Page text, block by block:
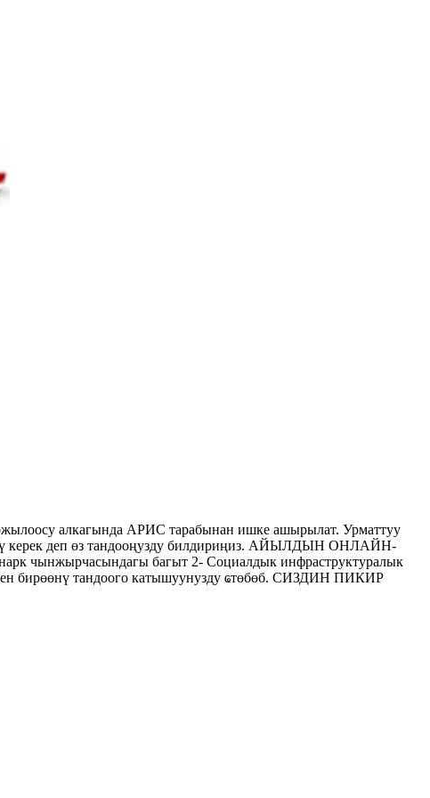
алкагында АРИС тарабынан ишке ашырылат. Урматтуу
керек деп өз тандооңузду билдириңиз. АЙЫЛДЫН ОНЛАЙН-
багыт 2- Социалдык инфраструктуралык
бирөөнү тандоого катышуунузду ҩтөбөб. СИЗДИН ПИКИР